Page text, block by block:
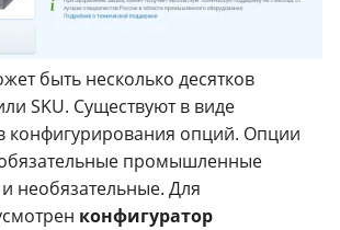
быть несколько десятков
SKU. Существуют в виде
конфигурирования опций. Опции
промышленные
необязательные. Для
конфигуратор